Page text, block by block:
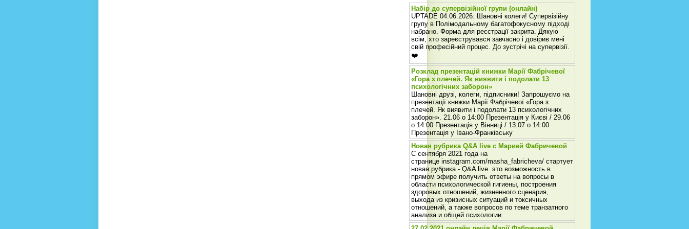
Набір до супервізійної групи (онлайн)
UPTADE 04.06.2026: Шановні колеги! Супервізійну
групу в Полімодальному багатофокусному підході
набрано. Форма для реєстрації закрита. Дякую
всім, хто зареєструвався завчасно і довірив мені
свій професійний процес. До зустрічі на супервізії.
❤️
Розклад презентацій книжки Марії Фабрічевої
«Гора з плечей. Як виявити і подолати 13
психологічних заборон»
Шановні друзі, колеги, підписники! Запрошуємо на
презентації книжки Марії Фабрічевої «Гора з
плечей. Як виявити і подолати 13 психологічних
заборон». 21.06 о 14:00 Презентація у Києві / 29.06
о 14:00 Презентація у Вінниці / 13.07 о 14:00
Презентація у Івано-Франківську
Новая рубрика Q&A live с Марией Фабричевой
С сентября 2021 года на
странице instagram.com/masha_fabricheva/ стартует
новая рубрика - Q&A live это возможность в
прямом эфире получить ответы на вопросы в
области психологической гигиены, построения
здоровых отношений, жизненного сценария,
выхода из кризисных ситуаций и токсичных
отношений, а также вопросов по теме транзатного
анализа и общей психологии